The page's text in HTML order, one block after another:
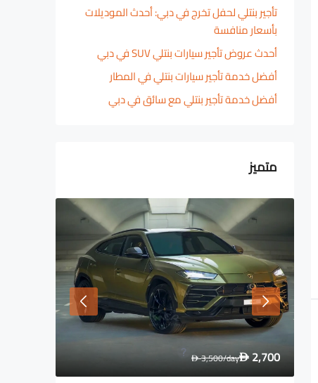
تأجير بنتلي لحفل تخرج في دبي: أحدث الموديلات
بأسعار منافسة
أحدث عروض تأجير سيارات بنتلي SUV في دبي
أفضل خدمة تأجير سيارات بنتلي في المطار
أفضل خدمة تأجير بنتلي مع سائق في دبي
متميز
D 2,700
D3,500/day